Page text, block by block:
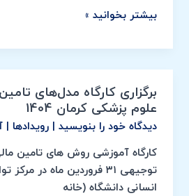
1404
بیشتر بخوانید »
برگزاری کارگاه مدل‌های
علوم پزشکی کرمان 1404
دیدگاه‌ خود را بنویسید رویدادها
کارگاه آموزشی روش های تامین
توجیهی ۳۱ فروردین ماه در
انسانی دانشگاه (خانه
برگزاری
کارگاه
مدل‌های
تامین
مالی
دانشگاه